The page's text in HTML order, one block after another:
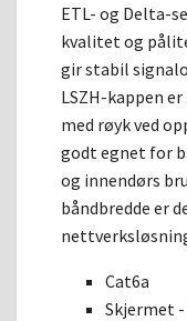
ETL- og Delta-
kvalitet og
gir stabil
LSZH-kappen
med røyk ved
godt egnet for
og innendørs
båndbredde er
Cat6a
Skjermet -